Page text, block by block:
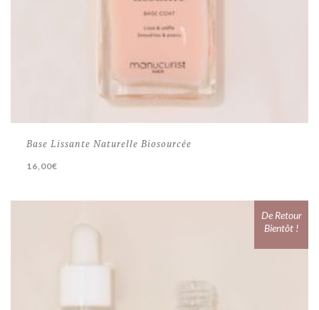
Base Lissante Naturelle Biosourcée
16,00€
De Retour
Bientôt !